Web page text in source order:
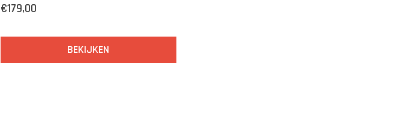
€179,00
BEKIJKEN